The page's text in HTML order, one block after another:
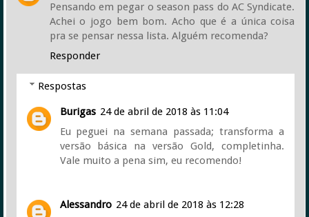
Pensando em pegar o season pass do AC Syndicate.
Achei o jogo bem bom. Acho que é a única coisa
pra se pensar nessa lista. Alguém recomenda?
Responder
Respostas
Burigas 24 de abril de 2018 às 11:04
Eu peguei na semana passada; transforma a
versão básica na versão Gold, completinha.
Vale muito a pena sim, eu recomendo!
Alessandro 24 de abril de 2018 às 12:28